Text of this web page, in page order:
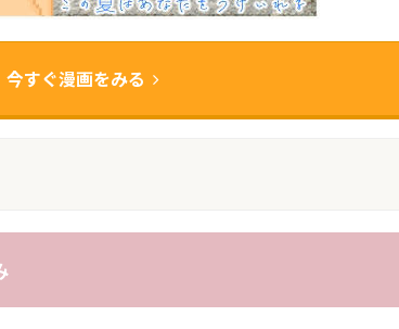
今すぐ漫画をみる